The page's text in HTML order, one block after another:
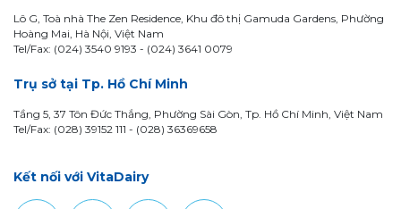
Lô G, Toà nhà The Zen Residence, Khu đô thị Gamuda Gardens, Phường
Hoàng Mai, Hà Nội, Việt Nam
Tel/Fax: (024) 3540 9193 - (024) 3641 0079
Trụ sở tại Tp. Hồ Chí Minh
Tầng 5, 37 Tôn Đức Thắng, Phường Sài Gòn, Tp. Hồ Chí Minh, Việt Nam
Tel/Fax: (028) 39152 111 - (028) 36369658
Kết nối với VitaDairy